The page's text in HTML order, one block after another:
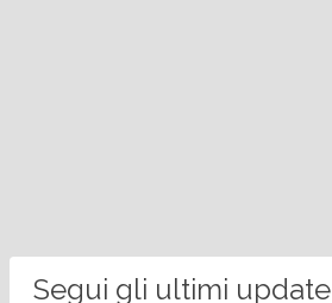
Segui gli ultimi update